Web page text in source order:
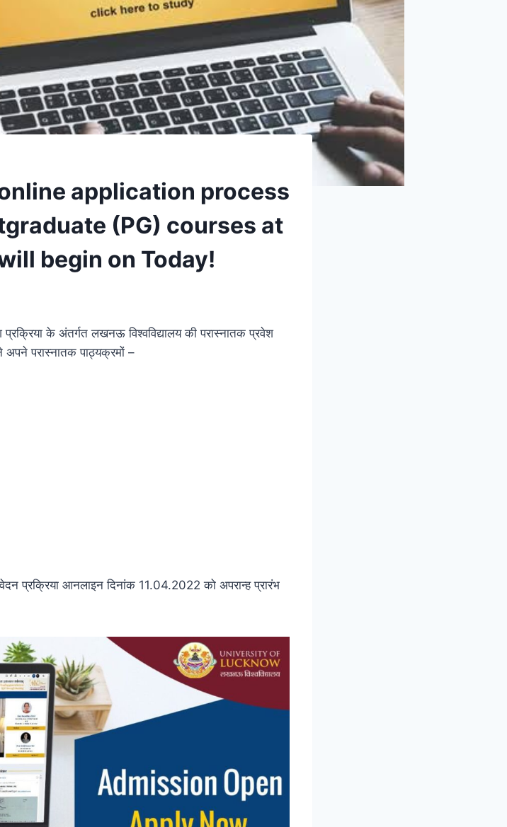
application process
(PG) courses at
begin on Today!
के अंतर्गत लखनऊ विश्वविद्यालय की परास्नातक प्रवेश
अपने परास्नातक पाठ्यक्रमों –
प्रक्रिया आनलाइन दिनांक 11.04.2022 को अपरान्ह प्रारंभ